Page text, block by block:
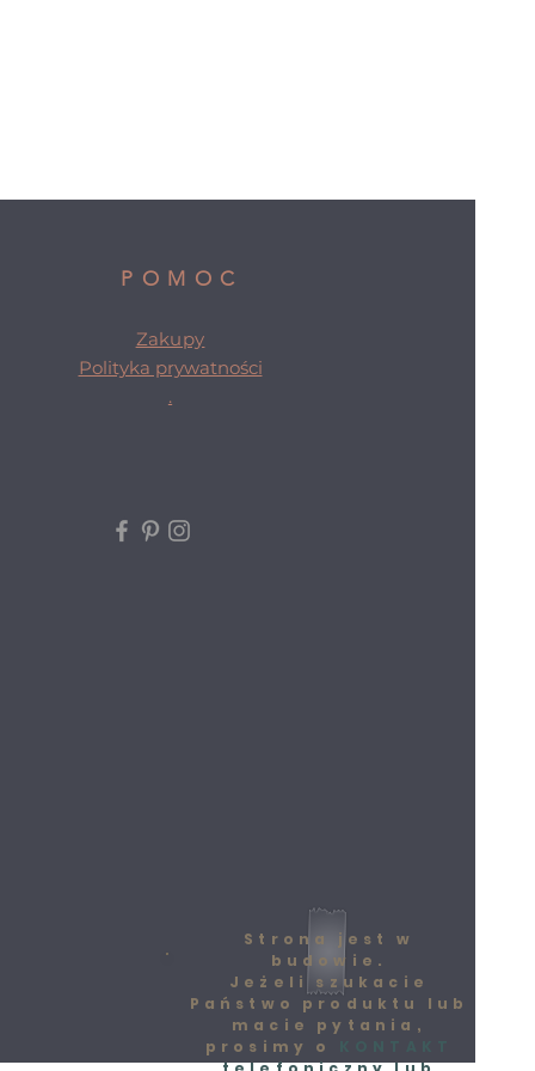
Strona jest w
budowie.
Jeżeli szukacie
Państwo produktu lub
macie pytania,
prosimy o
POMOC
Zakupy
Polityka prywatności
.